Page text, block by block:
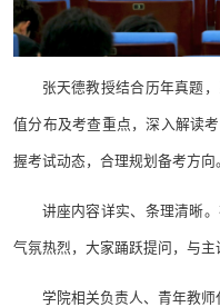
张天德教授结合历年真题
值分布及考查重点，深入解读
握考试动态，合理规划备考方向
讲座内容详实、条理清晰
气氛热烈，大家踊跃提问，与主
学院相关负责人、青年教师